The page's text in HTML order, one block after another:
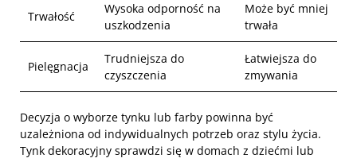
Trwałość
Wysoka odporność na
uszkodzenia
Może być mniej
trwała
Pielęgnacja
Trudniejsza do
czyszczenia
Łatwiejsza do
zmywania
Decyzja o wyborze tynku lub farby powinna być
uzależniona od indywidualnych potrzeb oraz stylu życia.
Tynk dekoracyjny sprawdzi się w domach z dziećmi lub